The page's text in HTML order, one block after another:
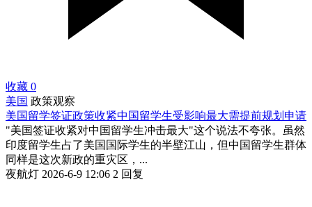
收藏 0
美国 政策观察
美国留学签证政策收紧中国留学生受影响最大需提前规划申请
"美国签证收紧对中国留学生冲击最大"这个说法不夸张。虽然
印度留学生占了美国国际学生的半壁江山，但中国留学生群体
同样是这次新政的重灾区，...
夜航灯 2026-6-9 12:06 2 回复